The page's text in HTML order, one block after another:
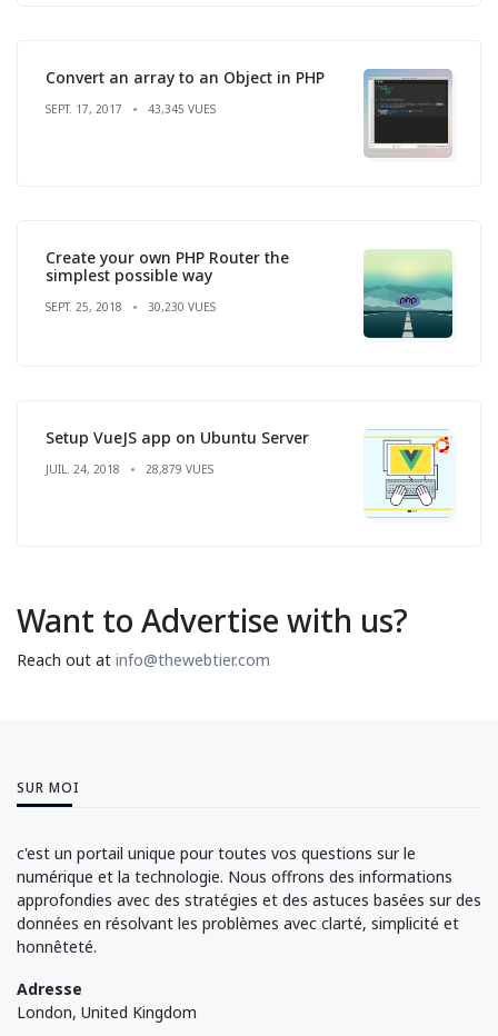
Convert an array to an Object in PHP
SEPT. 17, 2017 43,345 VUES
Create your own PHP Router the
simplest possible way
SEPT. 25, 2018 30,230 VUES
Setup VueJS app on Ubuntu Server
JUIL. 24, 2018 28,879 VUES
Want to Advertise with us?
Reach out at info@thewebtier.com
SUR MOI
c'est un portail unique pour toutes vos questions sur le
numérique et la technologie. Nous offrons des informations
approfondies avec des stratégies et des astuces basées sur des
données en résolvant les problèmes avec clarté, simplicité et
honnêteté.
Adresse
London, United Kingdom